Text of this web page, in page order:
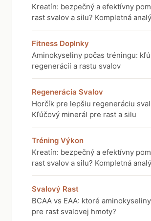
Kreatín: bezpečný a efektívny
rast svalov a silu? Kompletná
Fitness Doplnky
Aminokyseliny počas tréningu:
regenerácii a rastu svalov
Regenerácia Svalov
Horčík pre lepšiu regeneráciu
Kľúčový minerál pre rast a silu
Tréning Výkon
Kreatín: bezpečný a efektívny
rast svalov a silu? Kompletná
Svalový Rast
BCAA vs EAA: ktoré
pre rast svalovej hmoty?